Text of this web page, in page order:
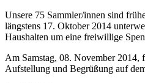
Unsere 75 Sammler/innen sind
längstens 17. Oktober 2014
Haushalten um eine freiwillige
Am Samstag, 08. November 2014,
Aufstellung und Begrüßung auf